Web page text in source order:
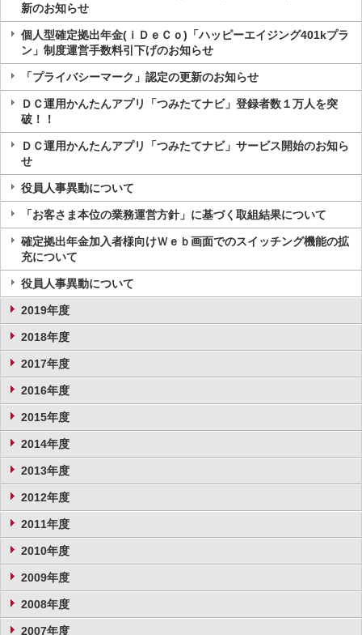
新のお知らせ
個人型確定拠出年金(ｉＤｅＣｏ)「ハッピーエイジング401kプラ
ン」制度運営手数料引下げのお知らせ
「プライバシーマーク」認定の更新のお知らせ
ＤＣ運用かんたんアプリ「つみたてナビ」登録者数１万人を突
破！！
ＤＣ運用かんたんアプリ「つみたてナビ」サービス開始のお知ら
せ
役員人事異動について
「お客さま本位の業務運営方針」に基づく取組結果について
確定拠出年金加入者様向けＷｅｂ画面でのスイッチング機能の拡
充について
役員人事異動について
2019年度
2018年度
2017年度
2016年度
2015年度
2014年度
2013年度
2012年度
2011年度
2010年度
2009年度
2008年度
2007年度